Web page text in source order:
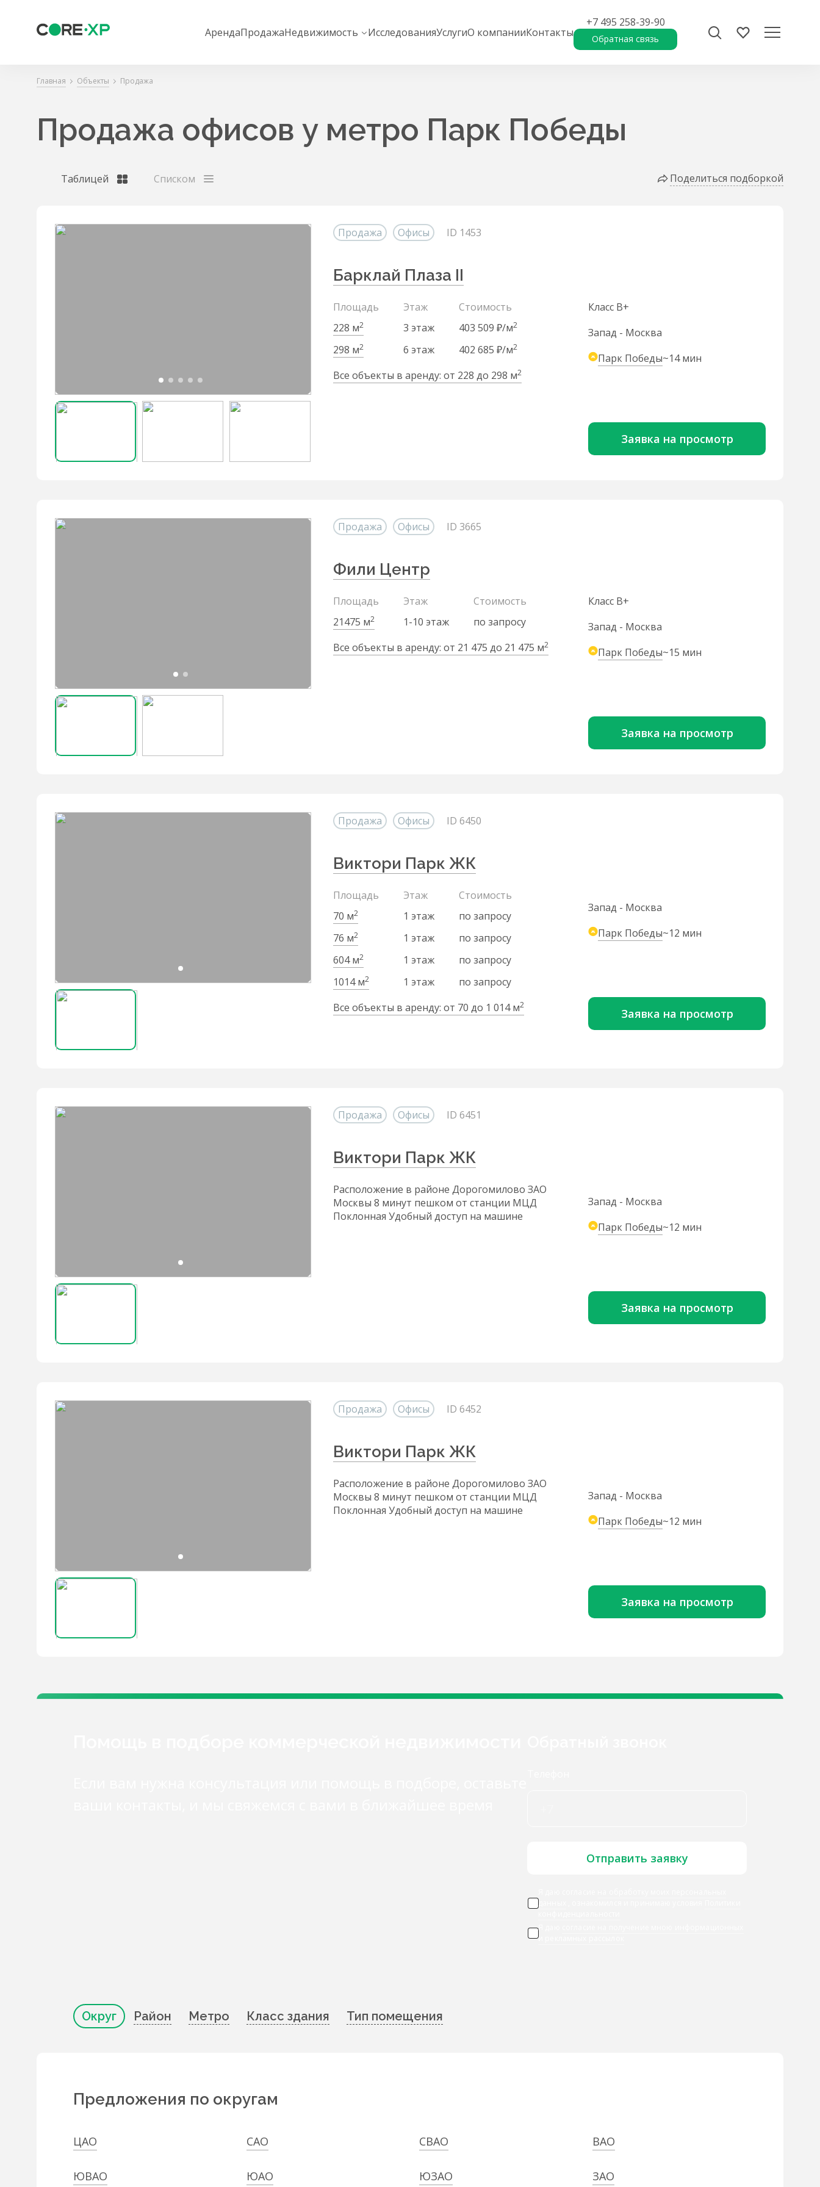
АрендаПродажаНедвижимость ИсследованияУслугиО компанииКонтакты
+7 495 258-39-90
Обратная связь
Главная Объекты Продажа
Продажа офисов у метро Парк Победы
Таблицей Списком Поделиться подборкой
Продажа Офисы ID 1453
Барклай Плаза II
Площадь Этаж
Стоимость
228 м2 3 этаж 403 509 ₽/м2
298 м2 6 этаж 402 685 ₽/м2
Все объекты в аренду: от 228 до 298 м2
Класс B+
Запад - Москва
Парк Победы~14 мин
Заявка на просмотр
Продажа Офисы ID 3665
Фили Центр
Площадь Этаж
Стоимость
21475 м2 1-10 этаж
по запросу
Все объекты в аренду: от 21 475 до 21 475 м2
Класс B+
Запад - Москва
Парк Победы~15 мин
Заявка на просмотр
Продажа Офисы ID 6450
Виктори Парк ЖК
Площадь Этаж
Стоимость
70 м2 1 этаж
по запросу
76 м2 1 этаж
по запросу
604 м2 1 этаж
по запросу
1014 м2 1 этаж
по запросу
Все объекты в аренду: от 70 до 1 014 м2
Запад - Москва
Парк Победы~12 мин
Заявка на просмотр
Продажа Офисы ID 6451
Виктори Парк ЖК
Расположение в районе Дорогомилово ЗАО
Москвы 8 минут пешком от станции МЦД
Поклонная Удобный доступ на машине
Запад - Москва
Парк Победы~12 мин
Заявка на просмотр
Продажа Офисы ID 6452
Виктори Парк ЖК
Расположение в районе Дорогомилово ЗАО
Москвы 8 минут пешком от станции МЦД
Поклонная Удобный доступ на машине
Запад - Москва
Парк Победы~12 мин
Заявка на просмотр
Отправить заявку
данных
Я даю
и рекламных рассылок
Округ Район Метро Класс здания Тип помещения
Предложения по округам
ЦАО САО СВАО ВАО
ЮВАО ЮАО ЮЗАО ЗАО